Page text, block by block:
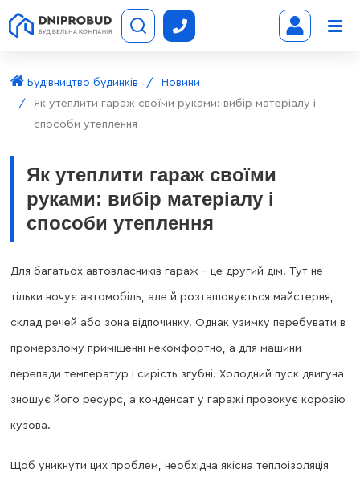
Будівництво будинків
Новини
Як утеплити гараж своїми руками: вибір матеріалу і
способи утеплення
Як утеплити гараж своїми
руками: вибір матеріалу і
способи утеплення
Для багатьох автовласників гараж – це другий дім. Тут не
тільки ночує автомобіль, але й розташовується майстерня,
склад речей або зона відпочинку. Однак узимку перебувати в
промерзлому приміщенні некомфортно, а для машини
перепади температур і сирість згубні. Холодний пуск двигуна
зношує його ресурс, а конденсат у гаражі провокує корозію
кузова.
Щоб уникнути цих проблем, необхідна якісна теплоізоляція